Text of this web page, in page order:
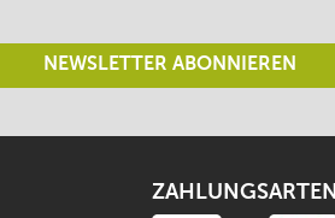
NEWSLETTER ABONNIEREN
ZAHLUNGSARTEN